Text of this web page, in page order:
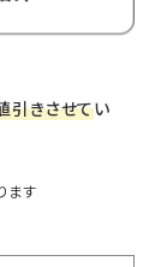
引きさせてい
ます